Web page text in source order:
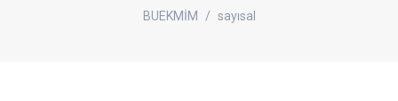
BUEKMİM sayısal